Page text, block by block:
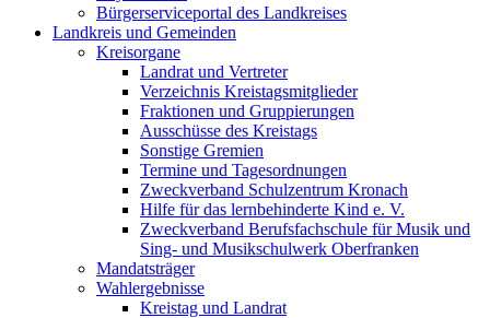
Bürgerserviceportal des Landkreises
Landkreis und Gemeinden
Kreisorgane
Landrat und Vertreter
Verzeichnis Kreistagsmitglieder
Fraktionen und Gruppierungen
Ausschüsse des Kreistags
Sonstige Gremien
Termine und Tagesordnungen
Zweckverband Schulzentrum Kronach
Hilfe für das lernbehinderte Kind e. V.
Zweckverband Berufsfachschule für Musik und
Sing- und Musikschulwerk Oberfranken
Mandatsträger
Wahlergebnisse
Kreistag und Landrat